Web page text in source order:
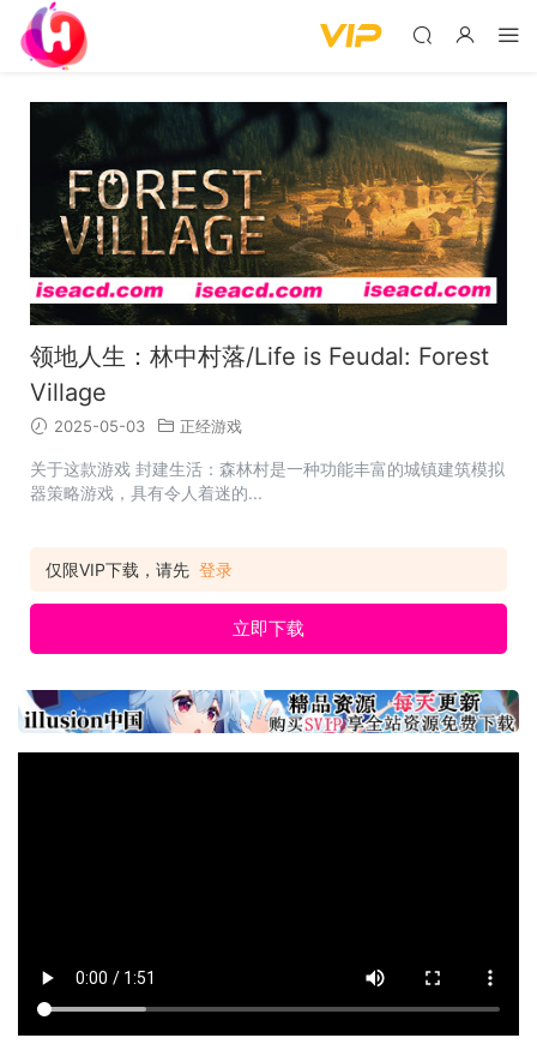
领地人生：林中村落/Life is Feudal: Forest
Village
2025-05-03 正经游戏
关于这款游戏 封建生活：森林村是一种功能丰富的城镇建筑模拟
器策略游戏，具有令人着迷的...
仅限VIP下载，请先 登录
立即下载